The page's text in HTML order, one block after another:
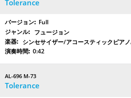
Tolerance
Full
フュージョン
シンセサイザー/アコースティックピア
0:42
AL-696 M-73
Tolerance